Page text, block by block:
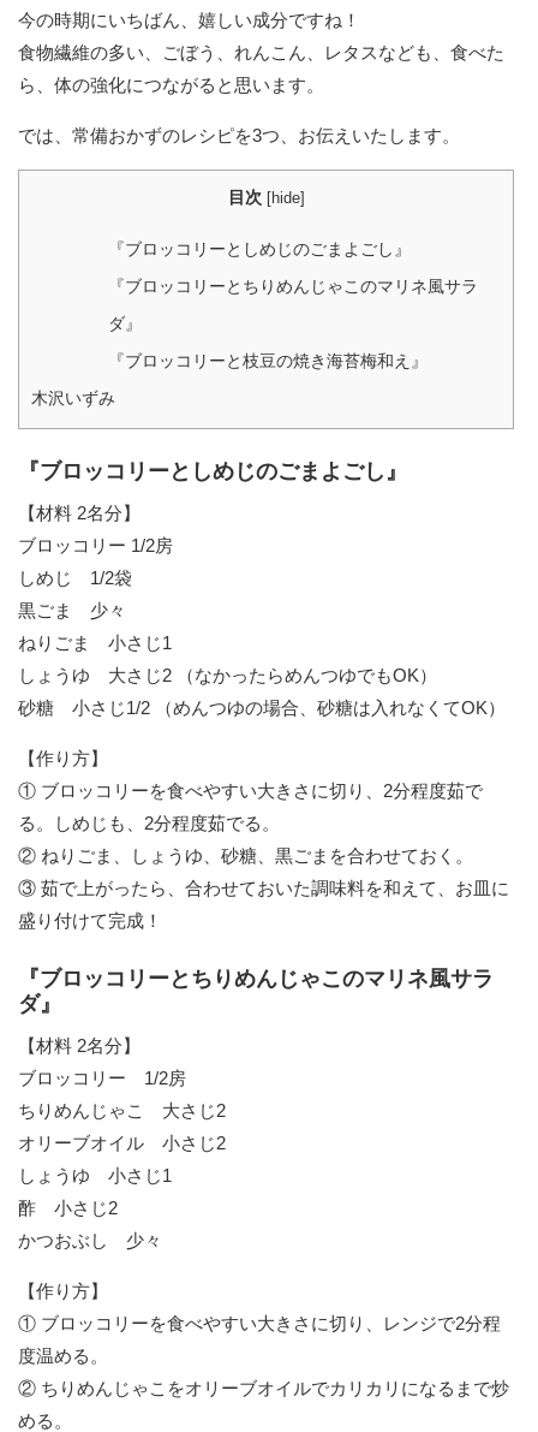
今の時期にいちばん、嬉しい成分ですね！
食物繊維の多い、ごぼう、れんこん、レタスなども、食べた
ら、体の強化につながると思います。
では、常備おかずのレシピを3つ、お伝えいたします。
目次 [hide]
『ブロッコリーとしめじのごまよごし』
『ブロッコリーとちりめんじゃこのマリネ風サラ
ダ』
『ブロッコリーと枝豆の焼き海苔梅和え』
木沢いずみ
『ブロッコリーとしめじのごまよごし』
【材料 2名分】
ブロッコリー 1/2房
しめじ 1/2袋
黒ごま 少々
ねりごま 小さじ1
しょうゆ 大さじ2 （なかったらめんつゆでもOK）
砂糖 小さじ1/2 （めんつゆの場合、砂糖は入れなくてOK）
【作り方】
① ブロッコリーを食べやすい大きさに切り、2分程度茹で
る。しめじも、2分程度茹でる。
② ねりごま、しょうゆ、砂糖、黒ごまを合わせておく。
③ 茹で上がったら、合わせておいた調味料を和えて、お皿に
盛り付けて完成！
『ブロッコリーとちりめんじゃこのマリネ風サラ
ダ』
【材料 2名分】
ブロッコリー 1/2房
ちりめんじゃこ 大さじ2
オリーブオイル 小さじ2
しょうゆ 小さじ1
酢 小さじ2
かつおぶし 少々
【作り方】
① ブロッコリーを食べやすい大きさに切り、レンジで2分程
度温める。
② ちりめんじゃこをオリーブオイルでカリカリになるまで炒
める。